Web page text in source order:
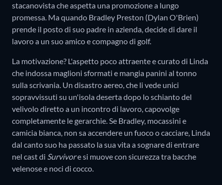
stacanovista che aspetta una promozione a lungo
promessa. Ma quando Bradley Preston (Dylan O'Brien)
prende il posto di suo padre in azienda, decide di dare il
lavoro a un suo amico e compagno di golf.
La motivazione? L'aspetto poco attraente e curato di Linda
che indossa maglioni sformati e mangia panini al tonno
sulla scrivania. Un disastro aereo, che li vede unici
sopravvissuti su un'isola deserta dopo lo schianto del
velivolo diretto a un incontro di lavoro, capovolge
completamente le gerarchie. Se Bradley, mocassini e
camicia bianca, non sa accendere un fuoco o cacciare, Linda
dal canto suo ha passato la sua vita a sognare di entrare
nel cast di Survivore si muove con sicurezza tra bacche
velenose e noci di cocco.